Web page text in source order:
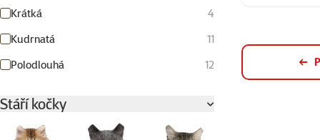
Krátká
4
Kudrnatá
11
Polodlouhá
12
Stáří kočky